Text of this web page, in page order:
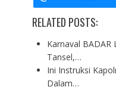
RELATED POSTS:
Karnaval BADAR
Tansel,…
Ini Instruksi
Dalam…